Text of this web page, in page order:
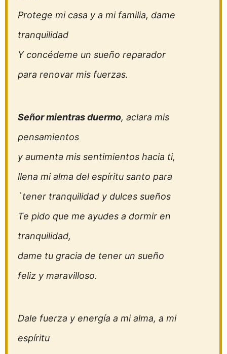
Protege mi casa y a mi familia, dame
tranquilidad
Y concédeme un sueño reparador
para renovar mis fuerzas.
Señor mientras duermo, aclara mis
pensamientos
y aumenta mis sentimientos hacia ti,
llena mi alma del espíritu santo para
`tener tranquilidad y dulces sueños
Te pido que me ayudes a dormir en
tranquilidad,
dame tu gracia de tener un sueño
feliz y maravilloso.
Dale fuerza y energía a mi alma, a mi
espíritu